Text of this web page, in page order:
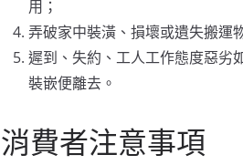
用；
弄破家中裝潢、損壞或遺失搬運
遲到、失約、工人工作態度惡劣
裝嵌便離去。
消費者注意事項